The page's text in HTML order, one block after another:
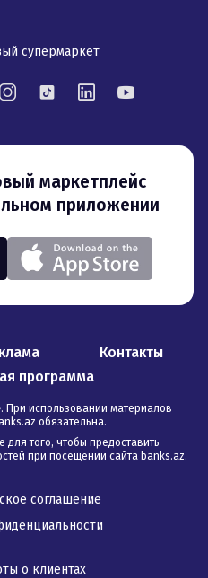
супермаркет
приложении
Контакты
программа
При использовании материалов
обязательна.
того, чтобы предоставить
при посещении сайта banks.az.
соглашение
о клиентах